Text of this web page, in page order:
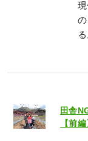
る
田舎
【前